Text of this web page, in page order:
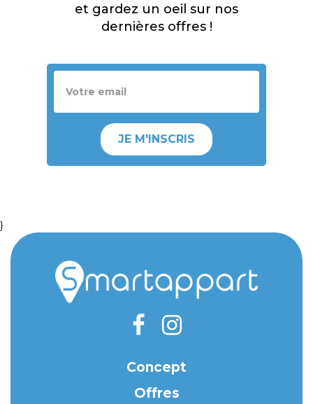
et gardez un oeil sur nos
dernières offres !
JE M'INSCRIS
}
Concept
Offres